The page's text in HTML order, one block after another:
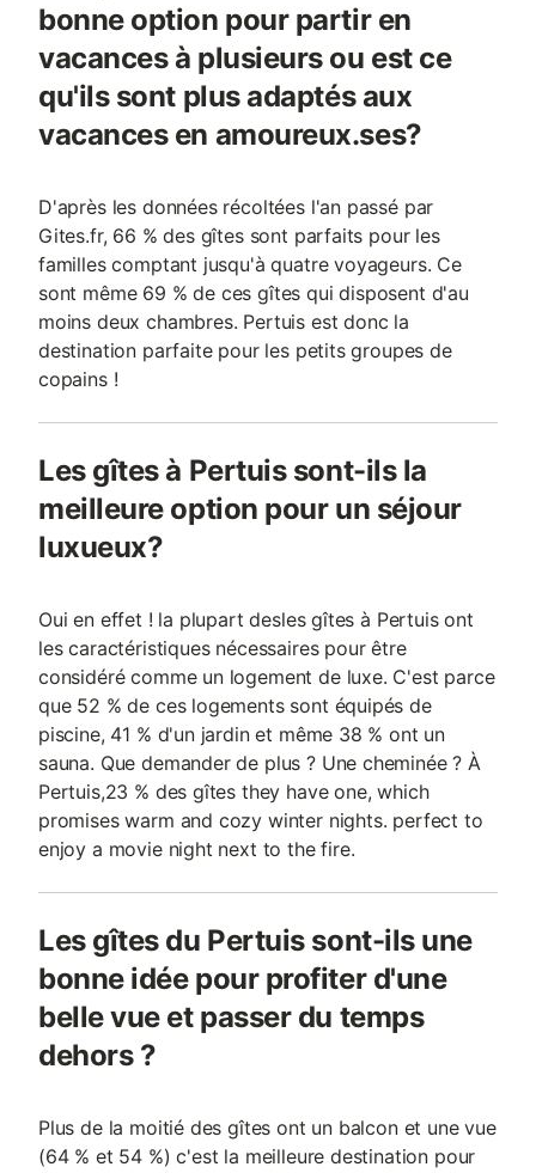
bonne option pour partir en
vacances à plusieurs ou est ce
qu'ils sont plus adaptés aux
vacances en amoureux.ses?
D'après les données récoltées l'an passé par
Gites.fr, 66 % des gîtes sont parfaits pour les
familles comptant jusqu'à quatre voyageurs. Ce
sont même 69 % de ces gîtes qui disposent d'au
moins deux chambres. Pertuis est donc la
destination parfaite pour les petits groupes de
copains !
Les gîtes à Pertuis sont-ils la
meilleure option pour un séjour
luxueux?
Oui en effet ! la plupart desles gîtes à Pertuis ont
les caractéristiques nécessaires pour être
considéré comme un logement de luxe. C'est parce
que 52 % de ces logements sont équipés de
piscine, 41 % d'un jardin et même 38 % ont un
sauna. Que demander de plus ? Une cheminée ? À
Pertuis,23 % des gîtes they have one, which
promises warm and cozy winter nights. perfect to
enjoy a movie night next to the fire.
Les gîtes du Pertuis sont-ils une
bonne idée pour profiter d'une
belle vue et passer du temps
dehors ?
Plus de la moitié des gîtes ont un balcon et une vue
(64 % et 54 %) c'est la meilleure destination pour